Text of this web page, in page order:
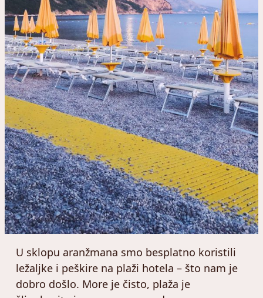
U sklopu aranžmana smo besplatno koristili
ležaljke i peškire na plaži hotela – što nam je
dobro došlo. More je čisto, plaža je